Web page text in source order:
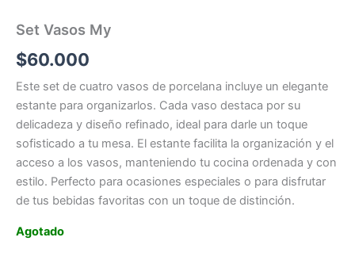
Set Vasos My
$60.000
Este set de cuatro vasos de porcelana incluye un elegante
estante para organizarlos. Cada vaso destaca por su
delicadeza y diseño refinado, ideal para darle un toque
sofisticado a tu mesa. El estante facilita la organización y el
acceso a los vasos, manteniendo tu cocina ordenada y con
estilo. Perfecto para ocasiones especiales o para disfrutar
de tus bebidas favoritas con un toque de distinción.
Agotado